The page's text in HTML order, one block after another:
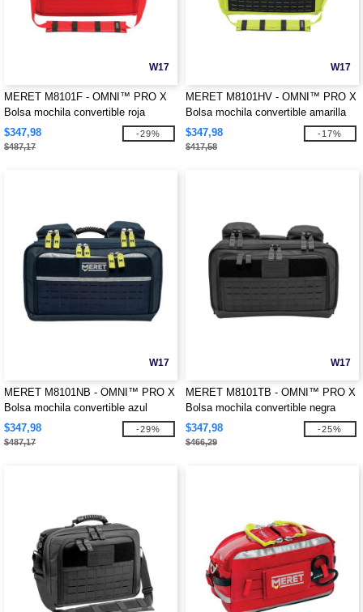
W17
MERET M8101F - OMNI™ PRO X
Bolsa mochila convertible roja
$347,98
$487,17
-29%
W17
MERET M8101HV - OMNI™ PRO X
Bolsa mochila convertible amarilla
de alta visibilidad
$347,98
$417,58
-17%
W17
MERET M8101NB - OMNI™ PRO X
Bolsa mochila convertible azul
marino
$347,98
$487,17
-29%
W17
MERET M8101TB - OMNI™ PRO X
Bolsa mochila convertible negra
$347,98
$466,29
-25%